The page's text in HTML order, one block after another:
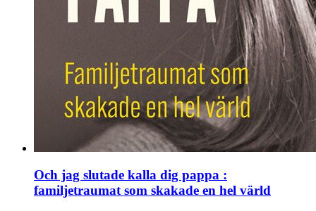
Och jag slutade kalla dig pappa :
familjetraumat som skakade en hel värld